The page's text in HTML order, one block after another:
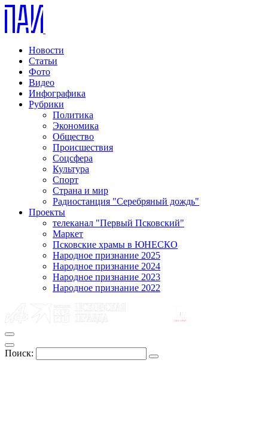
Новости
Статьи
Фото
Видео
Инфографика
Рубрики
Политика
Экономика
Общество
Происшествия
Соцсфера
Культура
Спорт
Страна и мир
Радиостанция "Серебряный дождь"
Проекты
телеканал "Первый Псковский"
Маркет
Псковские храмы в ЮНЕСКО
Народное признание 2025
Народное признание 2024
Народное признание 2023
Народное признание 2022
Поиск: